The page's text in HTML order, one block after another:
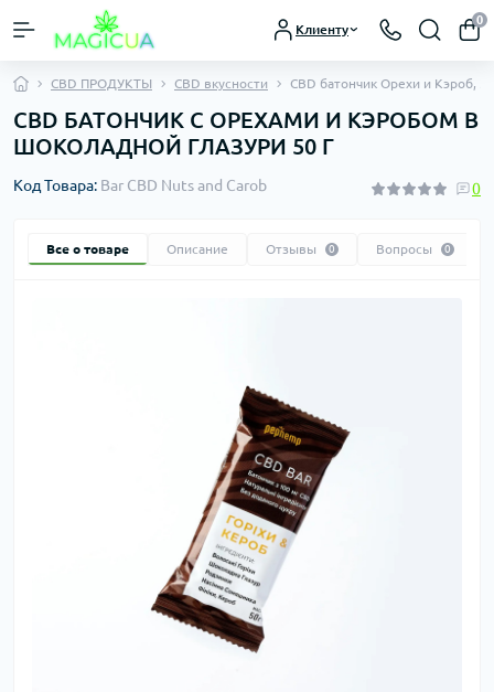
Клиенту
0
CBD ПРОДУКТЫ CBD вкусности CBD батончик Орехи и Кэроб,
CBD БАТОНЧИК С ОРЕХАМИ И КЭРОБОМ В
ШОКОЛАДНОЙ ГЛАЗУРИ 50 Г
Код Товара: Bar CBD Nuts and Carob 0
Все о товаре Описание Отзывы 0 Вопросы 0